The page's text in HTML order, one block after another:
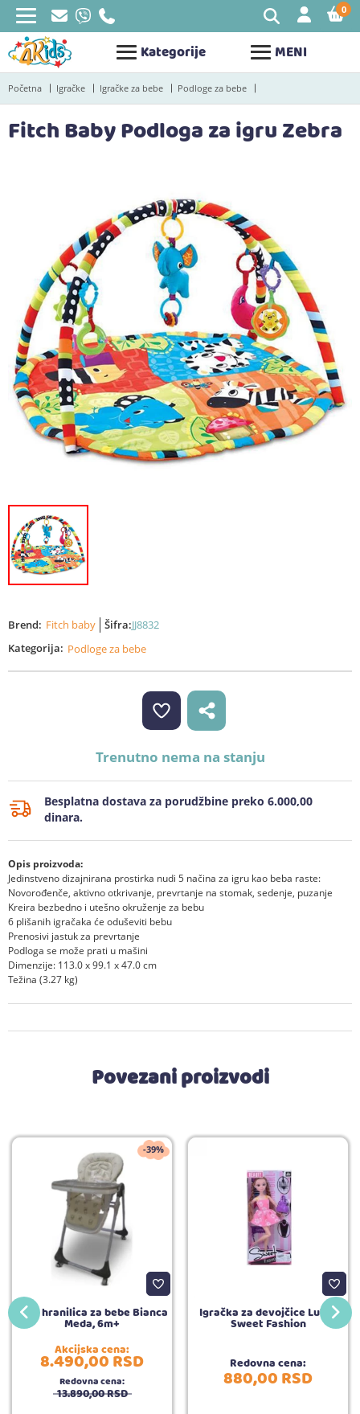
Kategorije MENI
0
Početna Igračke Igračke za bebe Podloge za bebe
Fitch Baby Podloga za igru Zebra
Brend: Fitch baby Šifra:JJ8832
Kategorija: Podloge za bebe
Trenutno nema na stanju
Besplatna dostava za porudžbine preko 6.000,00
dinara.
Opis proizvoda:
Jedinstveno dizajnirana prostirka nudi 5 načina za igru kao beba raste:
Novorođenče, aktivno otkrivanje, prevrtanje na stomak, sedenje, puzanje
Kreira bezbedno i utešno okruženje za bebu
6 plišanih igračaka će oduševiti bebu
Prenosivi jastuk za prevrtanje
Podloga se može prati u mašini
Dimenzije: 113.0 x 99.1 x 47.0 cm
Težina (3.27 kg)
Povezani proizvodi
-39%
BBO hranilica za bebe Bianca
Meda, 6m+
Akcijska cena:
8.490,00RSD
Redovna cena:
13.890,00RSD
Igračka za devojčice Lutka
Sweet Fashion
Redovna cena:
880,00RSD